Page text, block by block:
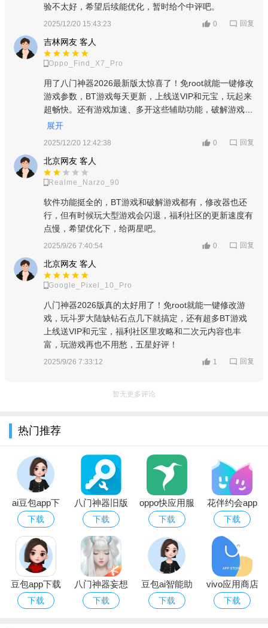
6、全能辅助工具：游戏加速，免Root，游戏多开；游戏云存
档；脚本录制，提供全方位辅助功能。
7、游戏种类包含：角色扮演、卡牌回合、冒险生存、仙侠修
真、江湖武侠、策略塔防、传奇、西游、三国、单机、GM、挂
机、奇迹等；
8、MOD游戏推荐：米加小镇、世界盒子：沙盒上帝模拟器、
我功夫特牛、方舟、地球末日生存、托卡生活、部落冲突、植物
9、福利社区：汇聚Mod游戏评测、游戏视频、游戏攻略，游
戏账号回收，灌水专区欢迎吐槽；
10、破解游戏大全：无限内购，无限生命，金币钻石无上
限，尽在八门破解游戏盒子当中，畅玩破解游戏带来的乐趣。
【软件特色】
1、支持大部分的手机游戏，功能非常强大。
3、绝对安全，不会对手机系统造成任何影响。
4、为用户提供各种游戏资讯和游戏攻略。
验不太好，希望后续能优化，暂时给个中评吧。
2025/12/20 15:43:23 0 回复
吉林网友 客人
Oppo_Find_X7_Pro
用了八门神器2026最新版太惊喜了！免root就能一键修改
游戏参数，BT游戏每天更新，上线送VIP和元宝，玩起来
超畅快。还有游戏加速、多开这些辅助功能，破解游戏和
MOD推荐也超全，简直是游戏党的福音，必须五星好
展开
2025/12/20 12:42:38 0 回复
北京网友 客人
Realme_Narzo_90
软件功能挺全的，BT游戏和破解游戏都有，修改器也还
行，但有时候玩大型游戏会闪退，福利社区的更新速度有
点慢，希望优化下，给两星吧。
2025/9/26 7:40:54 0 回复
北京网友 客人
Google_Pixel_10_Pro
八门神器2026版真的太好用了！免root就能一键修改游
戏，玩斗罗大陆缺钻石点几下就搞定，还有超多BT游戏
上线送VIP和元宝，福利社区里攻略和二次元内容也丰
富，玩游戏再也不用愁，五星好评！
2025/9/26 7:33:12 1 回复
暂无更多评论
热门推荐
ai豆包app下
载最新版
下载
八门神器旧版
免root
下载
oppo快应用服
务框架apk安
下载
花伴约会app
下载官方最新
下载
豆包app下载
安装免费官方
下载
八门神器妄想
山海辅助脚本
下载
豆包ai智能助
手软件最新版
下载
vivo应用商店
下载